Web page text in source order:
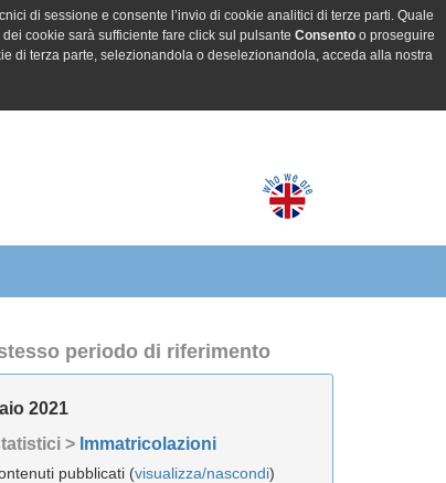
di sessione e consente l’invio di cookie analitici di terze parti. Quale
cookie sarà sufficiente fare click sul pulsante Consentoo proseguire
di terza parte, selezionandola o deselezionandola, acceda alla nostra
periodo di riferimento
2021
> Immatricolazioni
pubblicati (visualizza/nascondi)